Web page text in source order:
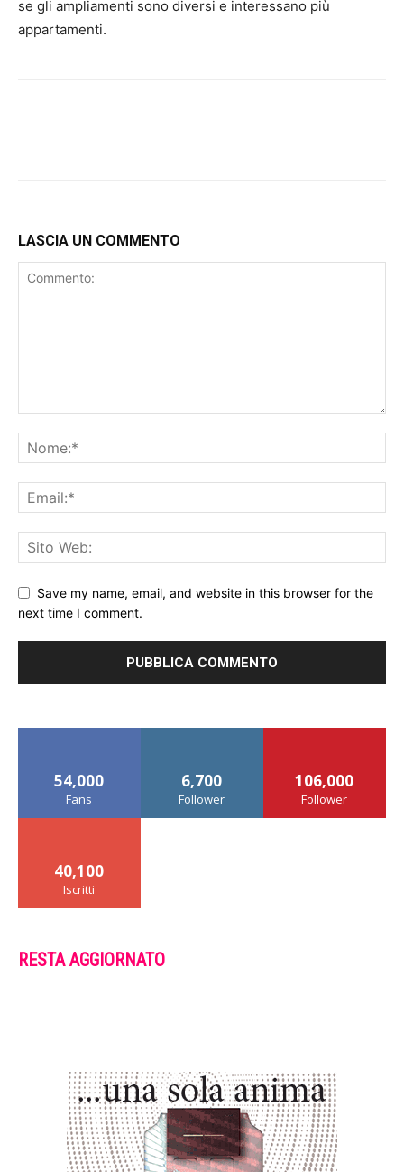
se gli ampliamenti sono diversi e interessano più
appartamenti.
LASCIA UN COMMENTO
Save my name, email, and website in this browser for the
next time I comment.
54,000
Fans
6,700
Follower
106,000
Follower
40,100
Iscritti
RESTA AGGIORNATO